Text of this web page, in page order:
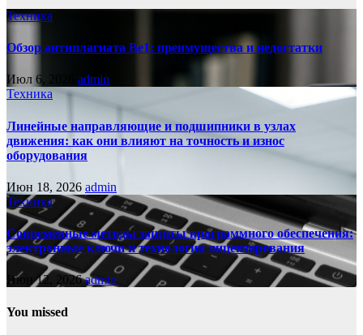
Техника
Обзор антиплагиата Be1: преимущества и недостатки
Июл 6, 2026 admin
Техника
Линейные направляющие и подшипники в узлах
движения: как они влияют на точность и износ
оборудования
Июн 18, 2026 admin
Техника
Современные методы защиты программного обеспечения:
электронные ключи и технологии лицензирования
Июн 12, 2026admin
You missed